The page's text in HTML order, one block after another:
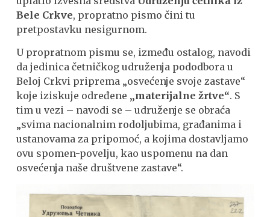
Bele Crkve, propratno pismo čini tu
pretpostavku nesigurnom.
U propratnom pismu se, između ostalog, navodi
da jedinica četničkog udruženja pododbora u
Beloj Crkvi priprema „osvećenje svoje zastave“
koje iziskuje određene „materijalne žrtve“. S
tim u vezi – navodi se – udruženje se obraća
„svima nacionalnim rodoljubima, građanima i
ustanovama za pripomoć, a kojima dostavljamo
ovu spomen-povelju, kao uspomenu na dan
osvećenja naše društvene zastave“.